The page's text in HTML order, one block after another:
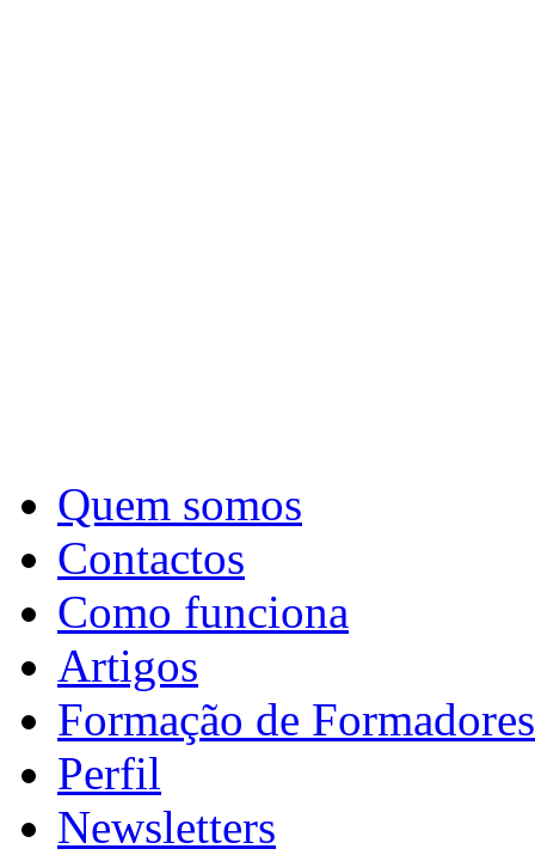
Quem somos
Contactos
Como funciona
Artigos
Formação de Formadores
Perfil
Newsletters